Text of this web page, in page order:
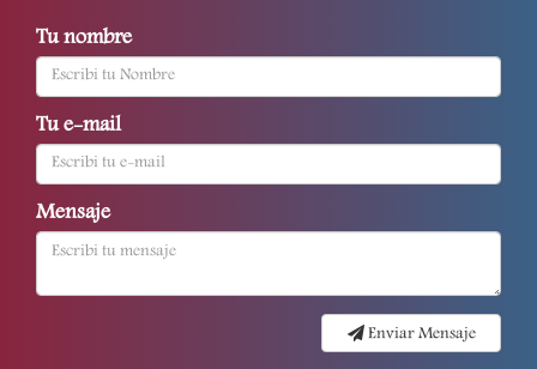
Tu nombre
Tu e-mail
Mensaje
Enviar Mensaje